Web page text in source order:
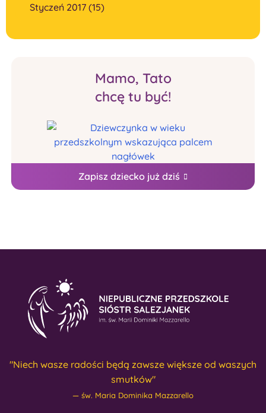
Styczeń 2017 (15)
Mamo, Tato
chcę tu być!
Zapisz dziecko już dziś
"Niech wasze radości będą zawsze większe od waszych
smutków"
św. Maria Dominika Mazzarello